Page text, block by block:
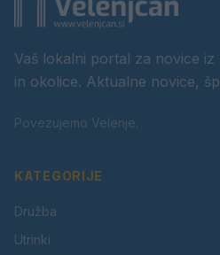
Vaš lokalni portal za novice iz
in okolice. Aktualne novice,
Povezujemo Velenje.
KATEGORIJE
Družba
Utrinki